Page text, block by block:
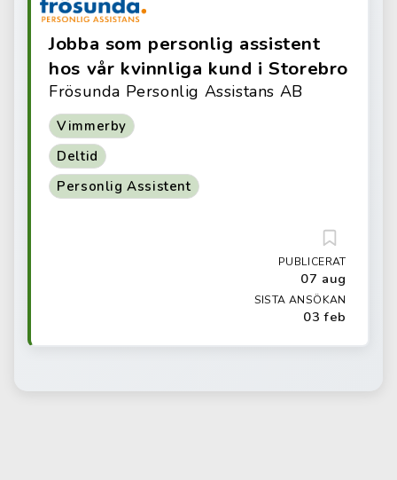
Jobba som personlig assistent
hos vår kvinnliga kund i Storebro
Frösunda Personlig Assistans AB
Vimmerby
Deltid
Personlig Assistent
PUBLICERAT
07 aug
SISTA ANSÖKAN
03 feb